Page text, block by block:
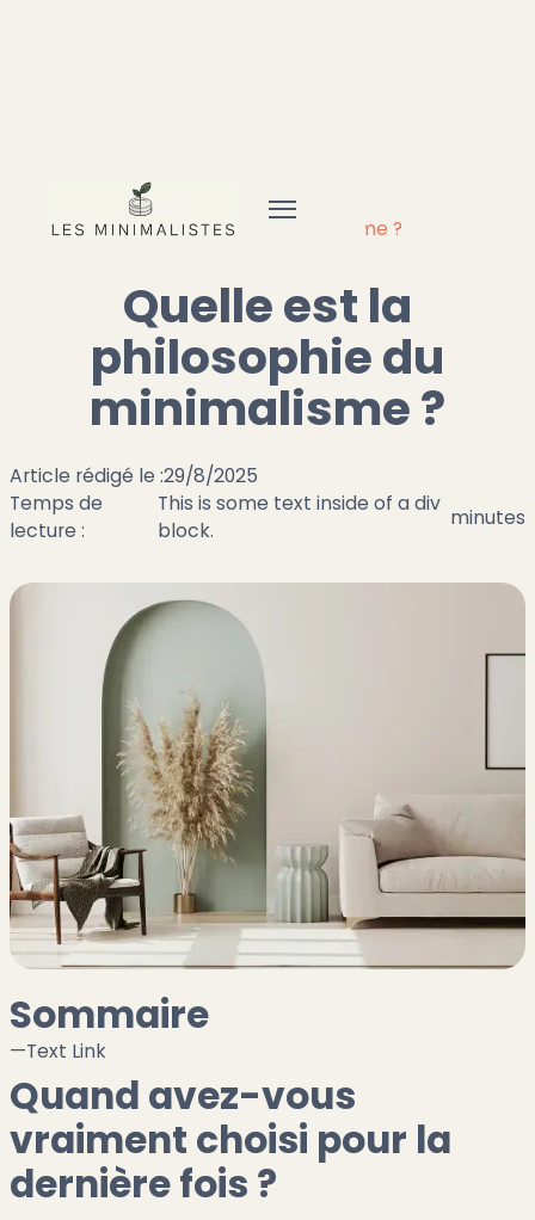
Minimalisme
Quelle est la philosophie du minimalisme ?
Quelle est la
philosophie du
minimalisme ?
Article rédigé le :29/8/2025
Temps de
lecture :
This is some text inside of a div
block.
minutes
Sommaire
—Text Link
Quand avez-vous
vraiment choisi pour la
dernière fois ?